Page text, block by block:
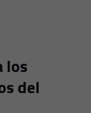
los
del